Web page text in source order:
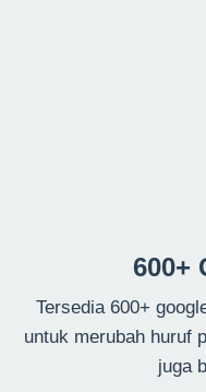
600+
Tersedia 600+
untuk merubah huruf
juga